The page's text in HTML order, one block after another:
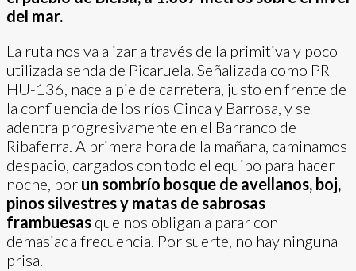
del mar.
La ruta nos va a izar a través de la primitiva y poco
utilizada senda de Picaruela. Señalizada como PR
HU-136, nace a pie de carretera, justo en frente de
la confluencia de los ríos Cinca y Barrosa, y se
adentra progresivamente en el Barranco de
Ribaferra. A primera hora de la mañana, caminamos
despacio, cargados con todo el equipo para hacer
noche, por un sombrío bosque de avellanos, boj,
pinos silvestres y matas de sabrosas
frambuesas que nos obligan a parar con
demasiada frecuencia. Por suerte, no hay ninguna
prisa.